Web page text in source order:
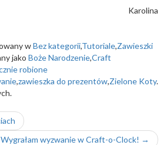
Karolina
wBez kategorii,Tutoriale,Zawieszki
jako Boże Narodzenie,Craft
robione
,zawieszka do prezentów,Zielone Koty.
Wygrałam wyzwanie w Craft-o-Clock! →